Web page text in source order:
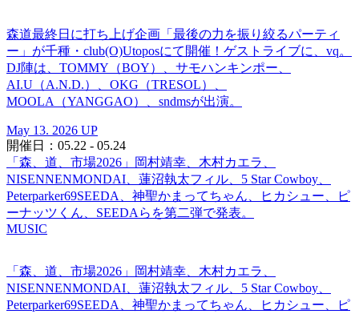
森道最終日に打ち上げ企画「最後の力を振り絞るパーティ
ー」が千種・club(O)Utoposにて開催！ゲストライブに、vq。
DJ陣は、TOMMY（BOY）、サモハンキンポー、
AI.U（A.N.D.）、OKG（TRESOL）、
MOOLA（YANGGAO）、sndmsが出演。
May 13. 2026 UP
開催日：05.22 - 05.24
「森、道、市場2026」岡村靖幸、木村カエラ、
NISENNENMONDAI、蓮沼執太フィル、5 Star Cowboy、
Peterparker69SEEDA、神聖かまってちゃん、ヒカシュー、ピ
ーナッツくん、SEEDAらを第二弾で発表。
MUSIC
「森、道、市場2026」岡村靖幸、木村カエラ、
NISENNENMONDAI、蓮沼執太フィル、5 Star Cowboy、
Peterparker69SEEDA、神聖かまってちゃん、ヒカシュー、ピ